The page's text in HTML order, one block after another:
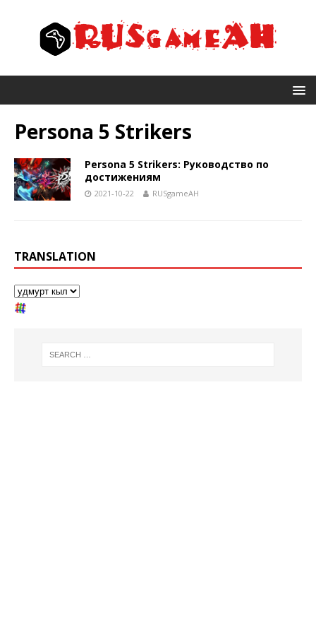
Persona 5 Strikers
Persona 5 Strikers: Руководство по
достижениям
2021-10-22 RUSgameAH
TRANSLATION